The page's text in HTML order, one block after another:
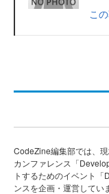
こ
CodeZine編集部では、
カンファレンス「
トするためのイベント
ンスを企画・運営してい